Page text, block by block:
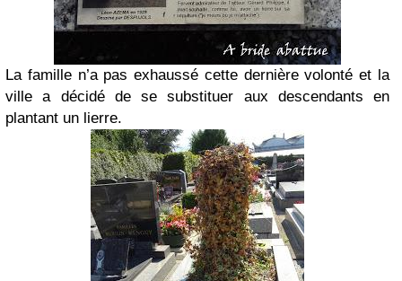
La famille n’a pas exhaussé cette dernière volonté et la
ville a décidé de se substituer aux descendants en
plantant un lierre.